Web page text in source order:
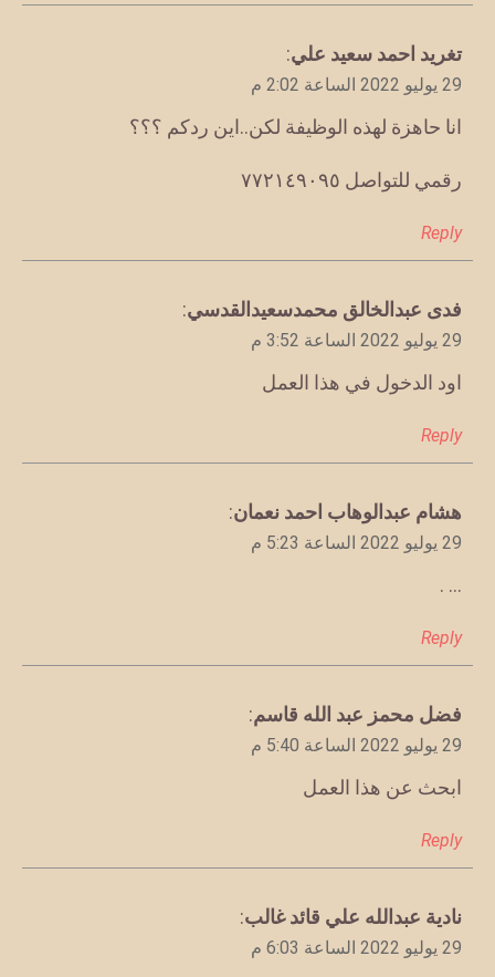
يقول
تغريد احمد سعيد علي:
29 يوليو 2022 الساعة 2:02 م
انا حاهزة لهذه الوظيفة لكن..اين ردكم ؟؟؟
رقمي للتواصل ٧٧٢١٤٩٠٩٥
Reply
يقول
فدى عبدالخالق محمدسعيدالقدسي:
29 يوليو 2022 الساعة 3:52 م
اود الدخول في هذا العمل
Reply
يقول
هشام عبدالوهاب احمد نعمان:
29 يوليو 2022 الساعة 5:23 م
… .
Reply
يقول
فضل محمز عبد الله قاسم:
29 يوليو 2022 الساعة 5:40 م
ابحث عن هذا العمل
Reply
يقول
نادية عبدالله علي قائد غالب:
29 يوليو 2022 الساعة 6:03 م